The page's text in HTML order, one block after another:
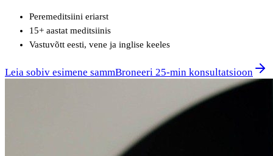
Peremeditsiini eriarst
15+ aastat meditsiinis
Vastuvõtt eesti, vene ja inglise keeles
Leia sobiv esimene sammBroneeri 25-min konsultatsioon